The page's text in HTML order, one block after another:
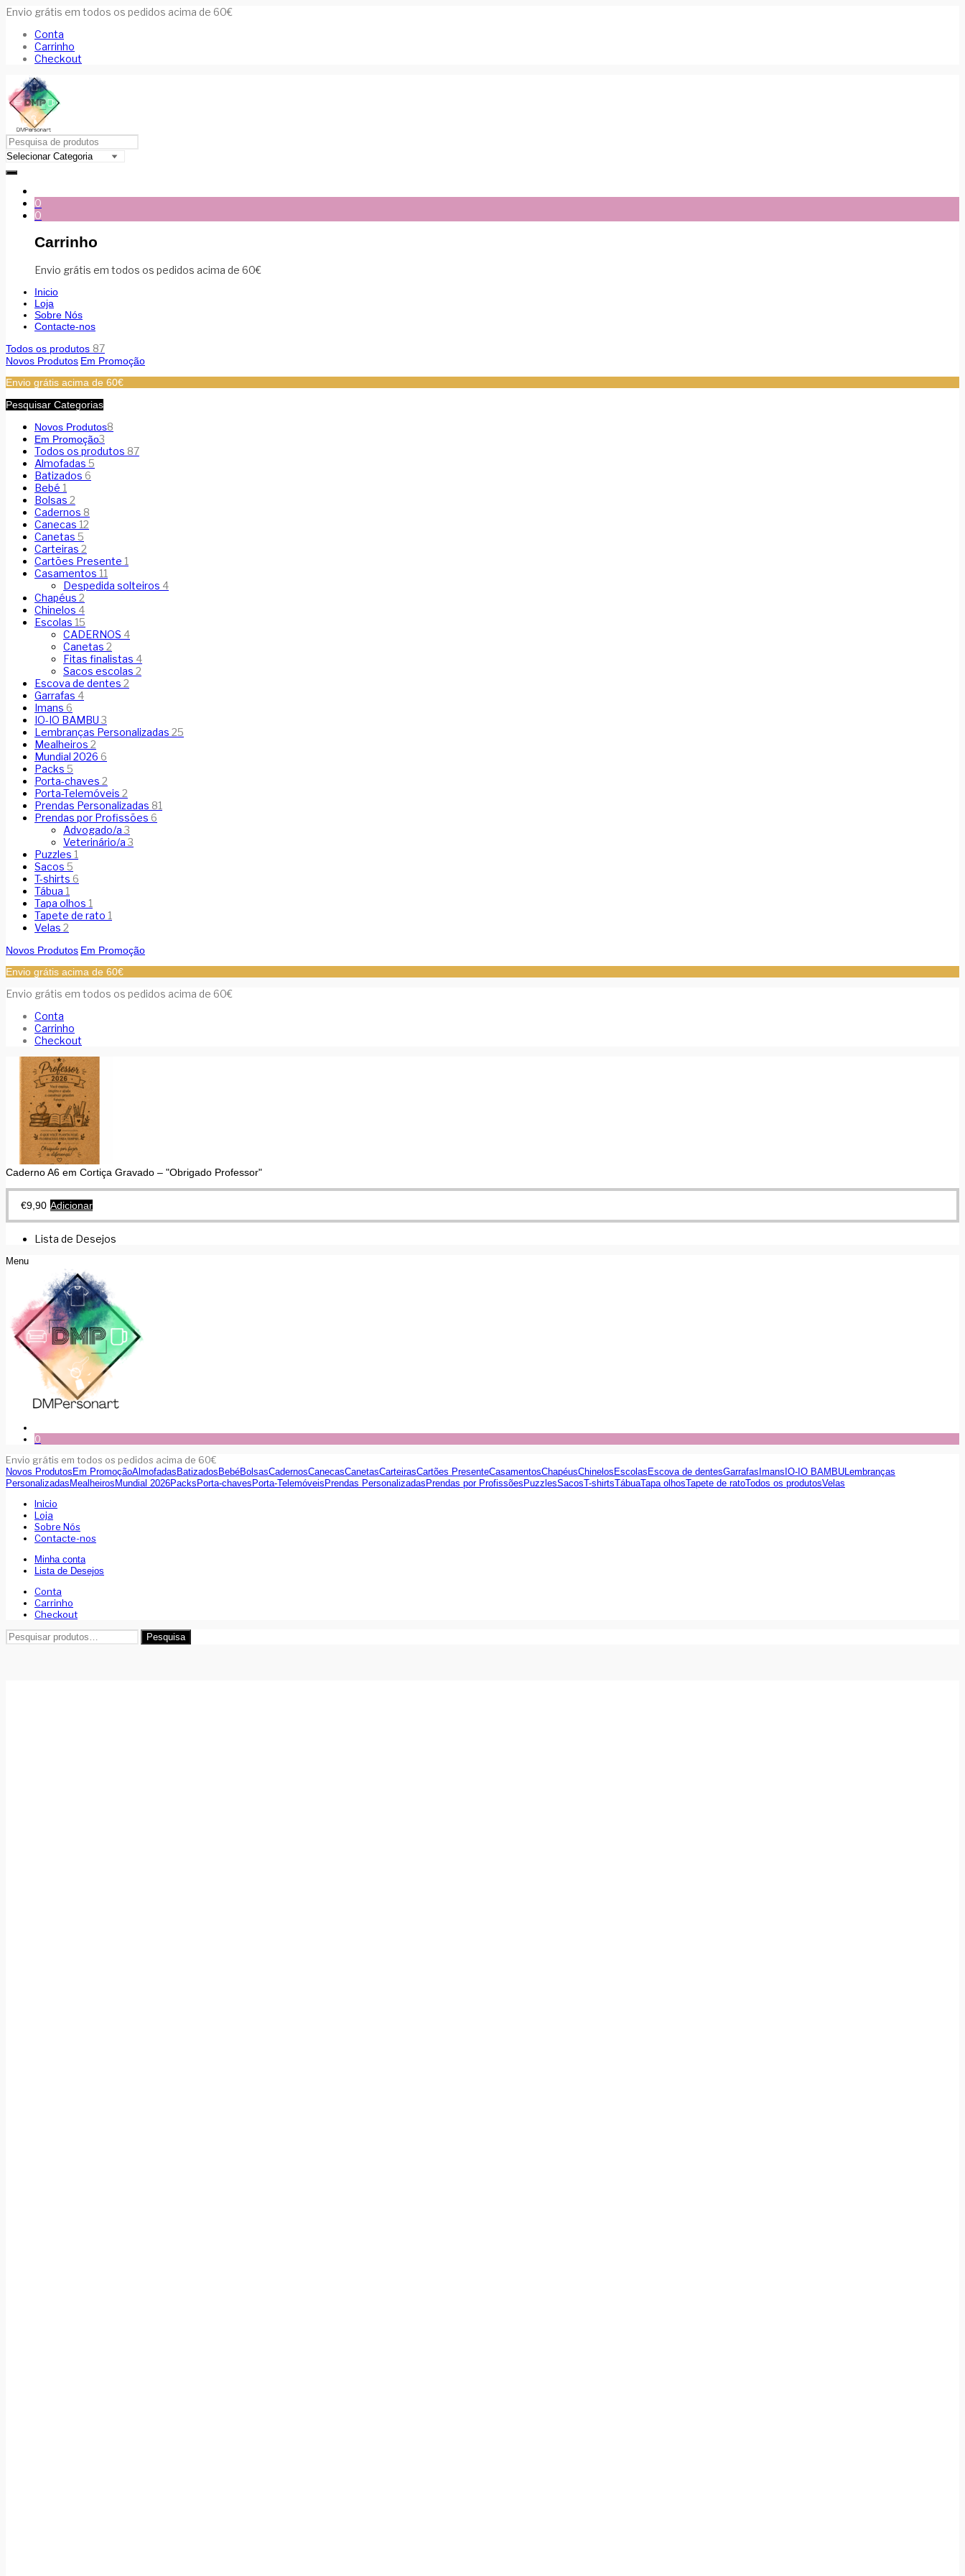
Envio grátis em todos os pedidos acima de 60€
Conta
Carrinho
Checkout
0
0
Carrinho
Envio grátis em todos os pedidos acima de 60€
Inicio
Loja
Sobre Nós
Contacte-nos
Todos os produtos 87
Novos Produtos Em Promoção
Envio grátis acima de 60€
Pesquisar Categorias
Novos Produtos8
Em Promoção3
Todos os produtos 87
Almofadas 5
Batizados 6
Bebé 1
Bolsas 2
Cadernos 8
Canecas 12
Canetas 5
Carteiras 2
Cartões Presente 1
Casamentos 11
Despedida solteiros 4
Chapéus 2
Chinelos 4
Escolas 15
CADERNOS 4
Canetas 2
Fitas finalistas 4
Sacos escolas 2
Escova de dentes 2
Garrafas 4
Imans 6
IO-IO BAMBU3
Lembranças Personalizadas 25
Mealheiros 2
Mundial 2026 6
Packs 5
Porta-chaves 2
Porta-Telemóveis 2
Prendas Personalizadas 81
Prendas por Profissões 6
Advogado/a3
Veterinário/a3
Puzzles 1
Sacos 5
T-shirts 6
Tábua 1
Tapa olhos 1
Tapete de rato 1
Velas 2
Novos Produtos Em Promoção
Envio grátis acima de 60€
Envio grátis em todos os pedidos acima de 60€
Conta
Carrinho
Checkout
Caderno A6 em Cortiça Gravado – "Obrigado Professor"
€9,90 Adicionar
Lista de Desejos
Menu
0
Envio grátis em todos os pedidos acima de 60€
Novos Produtos Em PromoçãoAlmofadas Batizados BebéBolsasCadernosCanecasCanetasCarteirasCartões PresenteCasamentosChapéusChinelos Escolas Escova de dentesGarrafas Imans IO-IO BAMBU Lembranças
Personalizadas Mealheiros Mundial 2026Packs Porta-chaves Porta-Telemóveis Prendas Personalizadas Prendas por Profissões PuzzlesSacosT-shirtsTábuaTapa olhosTapete de ratoTodos os produtosVelas
Inicio
Loja
Sobre Nós
Contacte-nos
Minha conta
Lista de Desejos
Conta
Carrinho
Checkout
Pesquisar
por:
Pesquisa